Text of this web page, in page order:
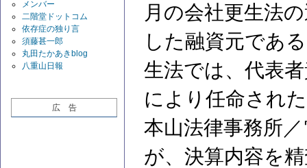
メンバー
二階堂ドットコム
依存症の独り言
須藤甚一郎
丸田たかあきblog
八重山日報
広 告
月の会社更生法
した融資元であ
生法では、代表
により任命され
本山法律事務所
が、決算内容を